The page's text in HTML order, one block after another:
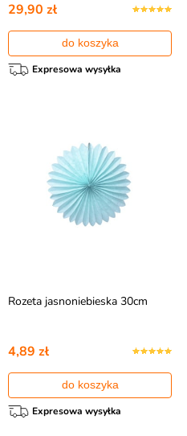
29,90 zł
do koszyka
Expresowa wysyłka
Rozeta jasnoniebieska 30cm
4,89 zł
do koszyka
Expresowa wysyłka